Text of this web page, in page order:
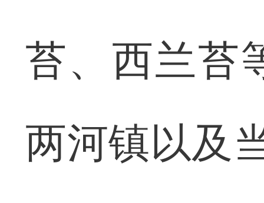
苔、西兰苔
两河镇以及